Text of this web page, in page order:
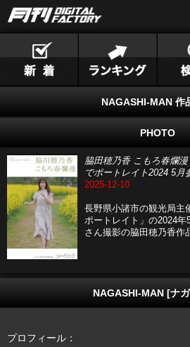
NAGASHI-MAN 作
PHOTO
脇田穂乃香 こもろ春爛
でポートレイト2024 5月
2025-12-10
長野県小諸市の観光局主
ポートレイト」の2024
さん撮影の脇田穂乃香作
NAGASHI-MAN [ナ
プロフィール：